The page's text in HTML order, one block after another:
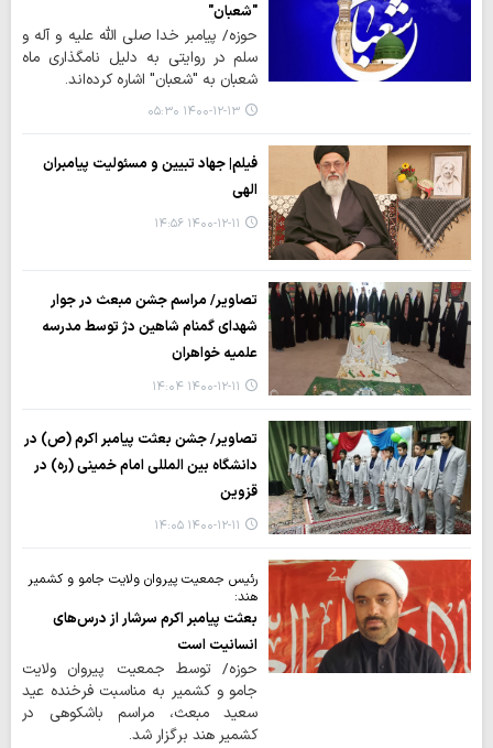
"شعبان"
حوزه/ پیامبر خدا صلی الله علیه و آله و
سلم در روایتی به دلیل نامگذاری ماه
شعبان به "شعبان" اشاره کرده‌اند.
۱۴۰۰-۱۲-۱۳ ۰۵:۳۰
فیلم| جهاد تبیین و مسئولیت پیامبران
الهی
۱۴۰۰-۱۲-۱۱ ۱۴:۵۶
تصاویر/ مراسم جشن مبعث در جوار
شهدای گمنام شاهین دژ توسط مدرسه
علمیه خواهران
۱۴۰۰-۱۲-۱۱ ۱۴:۰۴
تصاویر/ جشن بعثت پیامبر اکرم (ص) در
دانشگاه بین المللی امام خمینی (ره) در
قزوین
۱۴۰۰-۱۲-۱۱ ۱۴:۰۵
رئیس جمعیت پیروان ولایت جامو و کشمیر
هند:
بعثت پیامبر اکرم سرشار از درس‌های
انسانیت است
حوزه/ توسط جمعیت پیروان ولایت
جامو و کشمیر به مناسبت فرخنده عید
سعید مبعث، مراسم باشکوهی در
کشمیر هند برگزار شد.